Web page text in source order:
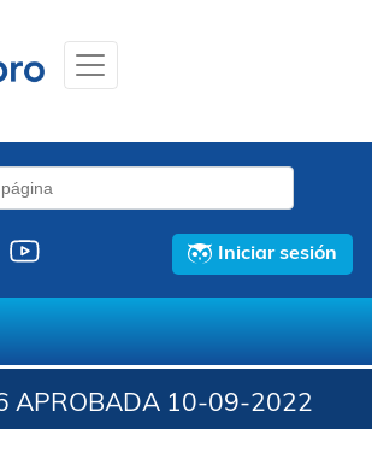
Iniciar sesión
APROBADA 10-09-2022